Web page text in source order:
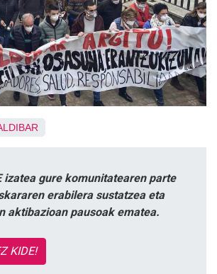
izatea gure komunitatearen parte
erabilera sustatzea eta
aktibazioan pausoak ematea.
KIDE!